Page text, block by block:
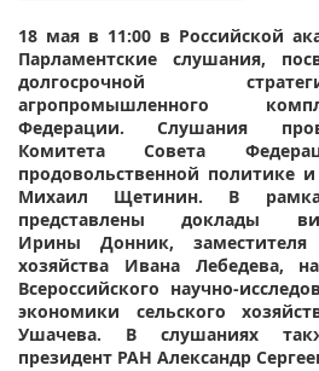
18 мая в 11:00 в Российской
Парламентские слушания,
долгосрочной
агропромышленного
Федерации. Слушания
Комитета Совета
продовольственной политике
Михаил Щетинин. В
представлены доклады
Ирины Донник, заместителя
хозяйства Ивана Лебедева,
Всероссийского научно-
экономики сельского
Ушачева. В слушаниях
президент РАН Александр